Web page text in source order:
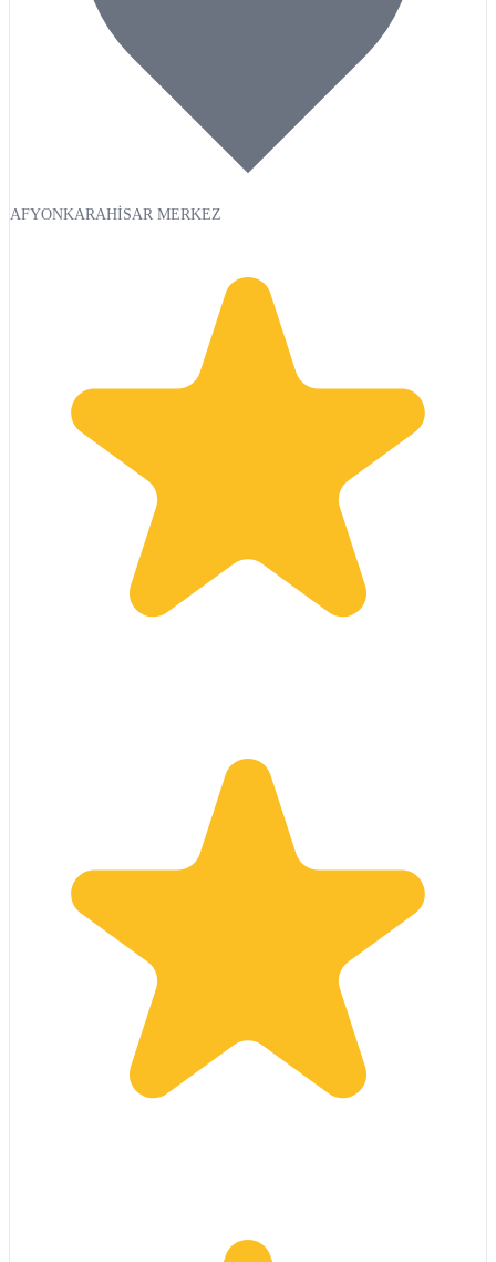
AFYONKARAHİSAR MERKEZ